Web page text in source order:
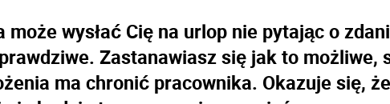
może wysłać Cię na urlop nie pytając o
Zastanawiasz się jak to możliwe,
ma chronić pracownika. Okazuje się,